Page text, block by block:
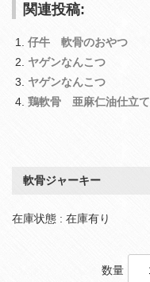
関連投稿:
仔牛 軟骨のおやつ
ヤゲンなんこつ
ヤゲンなんこつ
鶏軟骨 亜麻仁油仕立て
軟骨ジャーキー
在庫状態 : 在庫有り
数量